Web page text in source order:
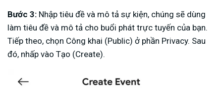
Bước 3: Nhập tiêu đề và mô tả sự kiện, chúng sẽ dùng
làm tiêu đề và mô tả cho buổi phát trực tuyến của bạn.
Tiếp theo, chọn Công khai (Public) ở phần Privacy. Sau
đó, nhấp vào Tạo (Create).